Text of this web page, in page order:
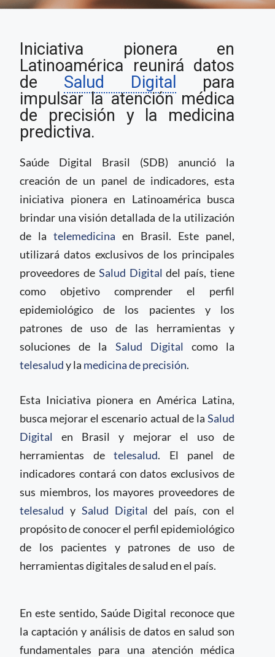
desarrolla panel de
indicadores para
avanzar en medicina
predictiva
Iniciativa pionera en
Latinoamérica reunirá datos
de Salud Digital
para
impulsar la atención médica
de precisión y la medicina
predictiva.
Saúde Digital Brasil (SDB) anunció la
creación de un panel de indicadores, esta
iniciativa pionera en Latinoamérica busca
brindar una visión detallada de la utilización
de la telemedicina en Brasil. Este panel,
utilizará datos exclusivos de los principales
proveedores de Salud Digital del país, tiene
como objetivo comprender el perfil
epidemiológico de los pacientes y los
patrones de uso de las herramientas y
soluciones de la Salud Digital como la
telesaludy la medicina de precisión.
Esta Iniciativa pionera en América Latina,
busca mejorar el escenario actual de la Salud
Digital en Brasil y mejorar el uso de
herramientas detelesalud. El panel de
indicadores contará con datos exclusivos de
sus miembros, los mayores proveedores de
telesalud y Salud Digital del país, con el
propósito de conocer el perfil epidemiológico
de los pacientes y patrones de uso de
herramientas digitales de salud en el país.
En este sentido, Saúde Digital reconoce que
la captación y análisis de datos en salud son
fundamentales para una atención médica